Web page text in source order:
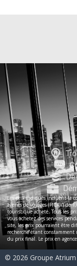
Les prix indiqués incluent la
agents de voyages (FICAV)
touristique acheté. Tous les
vous achetez des services
site, les prix pourraient être
recherche étant constamment
du prix final. Le prix en
© 2026 Groupe Atrium